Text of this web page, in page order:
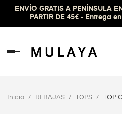
ENVÍO GRATIS A PENÍNSULA
PARTIR DE 45€ - Entrega
Navegación
Inicio REBAJAS TOPS TOP